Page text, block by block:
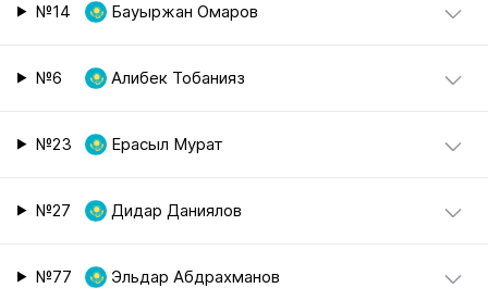
№14 Бауыржан Омаров
№6 Алибек Тобанияз
№23 Ерасыл Мурат
№27 Дидар Даниялов
№77 Эльдар Абдрахманов